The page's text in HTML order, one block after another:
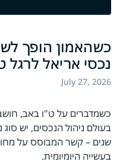
כשהאמון הופך
נכסי אריאל לרגל
July 27, 2026
כשמדברים על ט"ו באב,
בעולם ניהול הנכסים, יש
שנים – קשר המבוסס על
בעשייה היומיומית.